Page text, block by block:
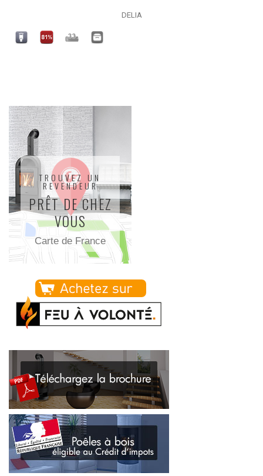
DELIA
TROUVEZ UN
REVENDEUR
PRÊT DE CHEZ
VOUS
Carte de France